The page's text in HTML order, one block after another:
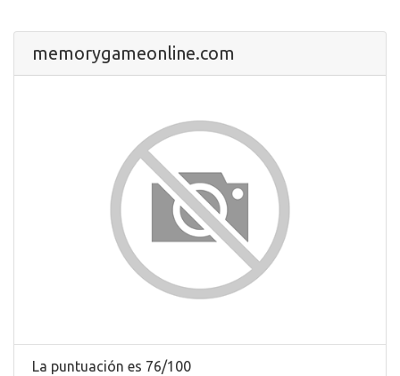
memorygameonline.com
La puntuación es 76/100